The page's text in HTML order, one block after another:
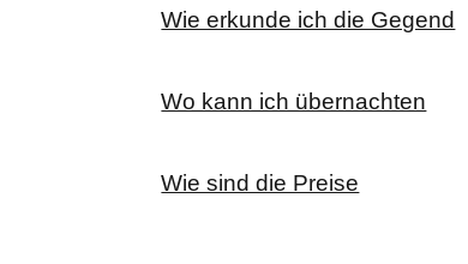
Wie erkunde ich die Gegend
Wo kann ich übernachten
Wie sind die Preise